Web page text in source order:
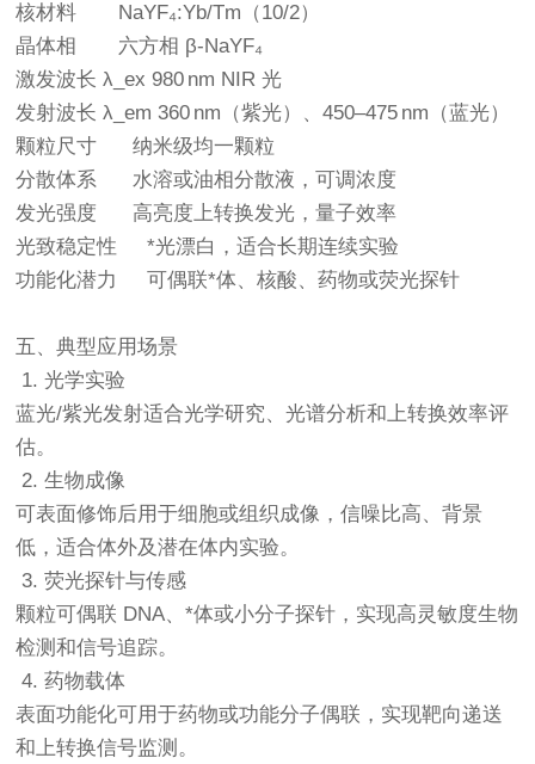
核材料 NaYF₄:Yb/Tm（10/2）
晶体相 六方相 β-NaYF₄
激发波长 λ_ex 980 nm NIR 光
发射波长 λ_em 360 nm（紫光）、450–475 nm（蓝光）
颗粒尺寸 纳米级均一颗粒
分散体系 水溶或油相分散液，可调浓度
发光强度 高亮度上转换发光，量子效率
光致稳定性 *光漂白，适合长期连续实验
功能化潜力 可偶联*体、核酸、药物或荧光探针
五、典型应用场景
1. 光学实验
蓝光/紫光发射适合光学研究、光谱分析和上转换效率评
估。
2. 生物成像
可表面修饰后用于细胞或组织成像，信噪比高、背景
低，适合体外及潜在体内实验。
3. 荧光探针与传感
颗粒可偶联 DNA、*体或小分子探针，实现高灵敏度生物
检测和信号追踪。
4. 药物载体
表面功能化可用于药物或功能分子偶联，实现靶向递送
和上转换信号监测。